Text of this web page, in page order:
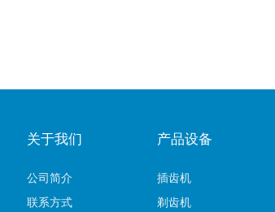
关于我们
公司简介
联系方式
产品设备
插齿机
剃齿机